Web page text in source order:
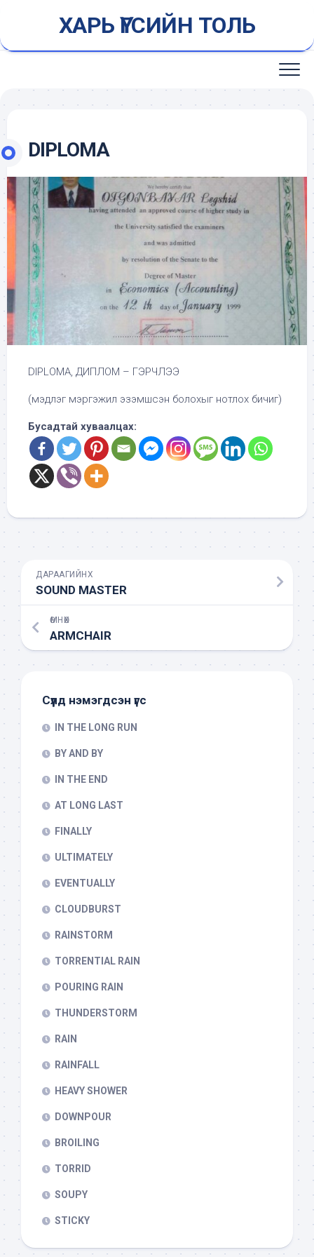
content
ХАРЬ ҮГСИЙН ТОЛЬ
DIPLOMA
DIPLOMA, ДИПЛОМ – ГЭРЧЛЭЭ
(мэдлэг мэргэжил эзэмшсэн болохыг нотлох бичиг)
Бусадтай хуваалцах:
ДАРААГИЙНХ
SOUND MASTER
ӨМНӨХ
ARMCHAIR
Сүүлд нэмэгдсэн үгс
IN THE LONG RUN
BY AND BY
IN THE END
AT LONG LAST
FINALLY
ULTIMATELY
EVENTUALLY
CLOUDBURST
RAINSTORM
TORRENTIAL RAIN
POURING RAIN
THUNDERSTORM
RAIN
RAINFALL
HEAVY SHOWER
DOWNPOUR
BROILING
TORRID
SOUPY
STICKY